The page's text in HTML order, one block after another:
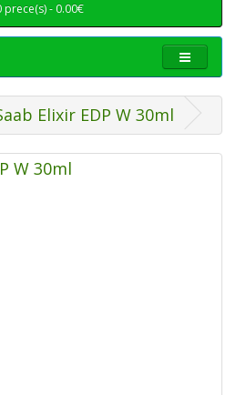
prece(s) - 0.00€
Elixir EDP W 30ml